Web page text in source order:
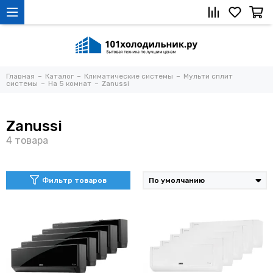
Главная Каталог Климатические системы
Мульти сплит
системы
На 5 комнат Zanussi
Zanussi
Фильтр товаров